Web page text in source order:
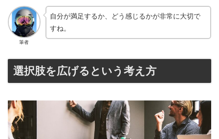
筆者
自分が満足するか、どう感じるかが非常に大切で
すね。
選択肢を広げるという考え方